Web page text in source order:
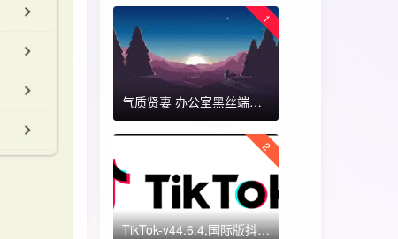
1
气质贤妻 办公室黑丝端木蓉 国漫女神 ​​​
2
TikTok-v44.6.4,国际版抖音海外畅享,免拔卡体验!附保姆级详细使用指南